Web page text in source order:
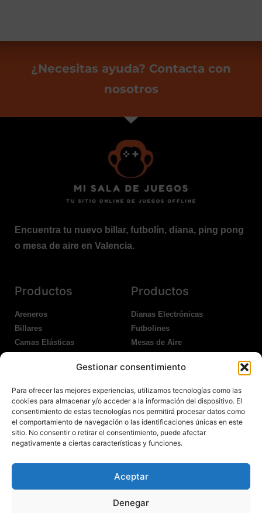
Gestionar consentimiento
Para ofrecer las mejores experiencias, utilizamos tecnologías como las
cookies para almacenar y/o acceder a la información del dispositivo. El
consentimiento de estas tecnologías nos permitirá procesar datos como
el comportamiento de navegación o las identificaciones únicas en este
sitio. No consentir o retirar el consentimiento, puede afectar
negativamente a ciertas características y funciones.
Aceptar
Denegar
¿Necesitas ayuda? Contacta con
nosotros
Encuentra tu nuevo billar, futbolín, diana, ping pong
o mesa de aire en Valencia.
Productos
Areneros
Billares
Camas Elásticas
Productos
Dianas Electrónicas
Futbolines
Mesas de Aire
Ping Pong Exterior
Nosotros
Atención al Cliente
Garantías
Contacto
Política Devoluciones
Legales
Aviso Legal
Política de Privacidad
Política de Cookies
Polítíca de RRSS